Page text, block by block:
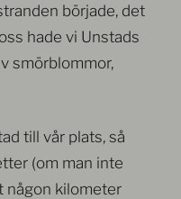
började, det
hade vi Unstads
smörblommor,
till vår plats, så
(om man inte
någon kilometer